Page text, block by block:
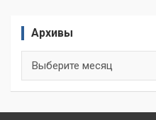
Архивы